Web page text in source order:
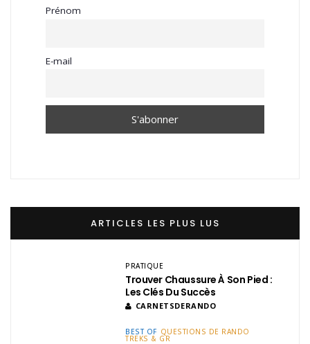
Prénom
E-mail
ARTICLES LES PLUS LUS
PRATIQUE
Trouver Chaussure À Son Pied :
Les Clés Du Succès
CARNETSDERANDO
BEST OF QUESTIONS DE RANDO
TREKS & GR